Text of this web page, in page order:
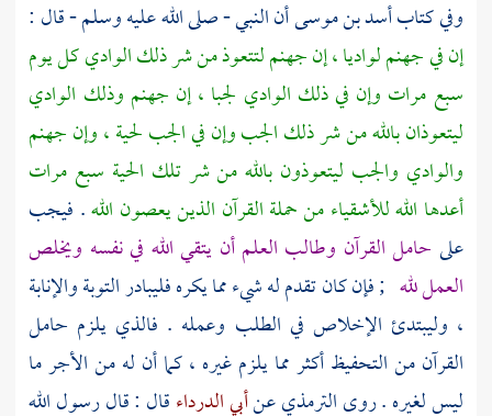
وفي كتابأسد بن موسىأن النبي - صلى الله عليه وسلم - قال :
إن في جهنم لواديا ، إن جهنم لتتعوذ من شر ذلك الوادي كل يوم
سبع مرات وإن في ذلك الوادي لجبا ، إن جهنم وذلك الوادي
ليتعوذان بالله من شر ذلك الجب وإن في الجب لحية ، وإن جهنم
والوادي والجب ليتعوذون بالله من شر تلك الحية سبع مرات
أعدها الله للأشقياء من حملة القرآن الذين يعصون الله. فيجب
على حامل القرآن وطالب العلم أن يتقي الله في نفسه ويخلص
العمل لله ; فإن كان تقدم له شيء مما يكره فليبادر التوبة والإنابة
، وليبتدئ الإخلاص في الطلب وعمله . فالذي يلزم حامل
القرآن من التحفيظ أكثر مما يلزم غيره ، كما أن له من الأجر ما
ليس لغيره . روىالترمذيعنأبي الدرداءقال : قال رسول الله